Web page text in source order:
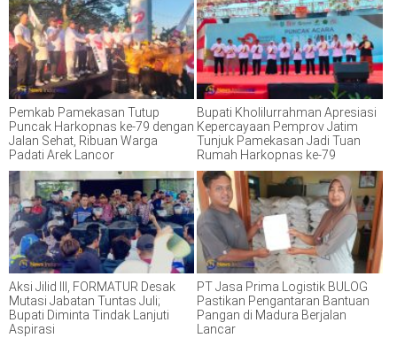
Pemkab Pamekasan Tutup
Puncak Harkopnas ke-79 dengan
Jalan Sehat, Ribuan Warga
Padati Arek Lancor
Bupati Kholilurrahman Apresiasi
Kepercayaan Pemprov Jatim
Tunjuk Pamekasan Jadi Tuan
Rumah Harkopnas ke-79
Aksi Jilid III, FORMATUR Desak
Mutasi Jabatan Tuntas Juli;
Bupati Diminta Tindak Lanjuti
Aspirasi
PT Jasa Prima Logistik BULOG
Pastikan Pengantaran Bantuan
Pangan di Madura Berjalan
Lancar